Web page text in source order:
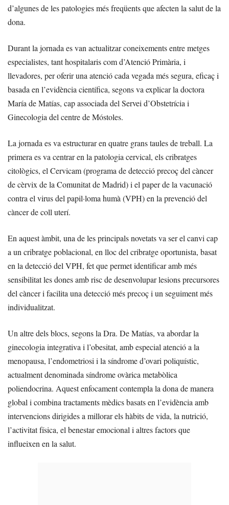
d’algunes de les patologies més freqüents que afecten la salut de la
dona.
Durant la jornada es van actualitzar coneixements entre metges
especialistes, tant hospitalaris com d’Atenció Primària, i
llevadores, per oferir una atenció cada vegada més segura, eficaç i
basada en l’evidència científica, segons va explicar la doctora
María de Matías, cap associada del Servei d’Obstetrícia i
Ginecologia del centre de Móstoles.
La jornada es va estructurar en quatre grans taules de treball. La
primera es va centrar en la patologia cervical, els cribratges
citològics, el Cervicam (programa de detecció precoç del càncer
de cèrvix de la Comunitat de Madrid) i el paper de la vacunació
contra el virus del papil·loma humà (VPH) en la prevenció del
càncer de coll uterí.
En aquest àmbit, una de les principals novetats va ser el canvi cap
a un cribratge poblacional, en lloc del cribratge oportunista, basat
en la detecció del VPH, fet que permet identificar amb més
sensibilitat les dones amb risc de desenvolupar lesions precursores
del càncer i facilita una detecció més precoç i un seguiment més
individualitzat.
Un altre dels blocs, segons la Dra. De Matías, va abordar la
ginecologia integrativa i l’obesitat, amb especial atenció a la
menopausa, l’endometriosi i la síndrome d’ovari poliquístic,
actualment denominada síndrome ovàrica metabòlica
poliendocrina. Aquest enfocament contempla la dona de manera
global i combina tractaments mèdics basats en l’evidència amb
intervencions dirigides a millorar els hàbits de vida, la nutrició,
l’activitat física, el benestar emocional i altres factors que
influeixen en la salut.